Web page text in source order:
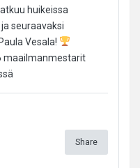
huikeissa
seuraavaksi
Vesala!
maailmanmestarit
Share